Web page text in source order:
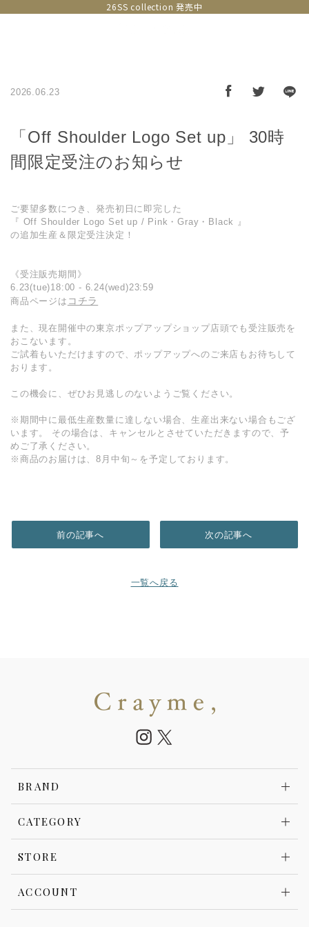
26SS collection 発売中
2026.06.23
「Off Shoulder Logo Set up」 30時
間限定受注のお知らせ
ご要望多数につき、発売初日に即完した
『 Off Shoulder Logo Set up / Pink・Gray・Black 』
の追加生産＆限定受注決定！
《受注販売期間》
6.23(tue)18:00 - 6.24(wed)23:59
商品ページは コチラ
また、現在開催中の東京ポップアップショップ店頭でも受注販売を
おこないます。
ご試着もいただけますので、ポップアップへのご来店もお待ちして
おります。
この機会に、ぜひお見逃しのないようご覧ください。
※期間中に最低生産数量に達しない場合、生産出来ない場合もござ
います。 その場合は、キャンセルとさせていただきますので、予
めご了承ください。
※商品のお届けは、8月中旬～を予定しております。
前の記事へ
一覧へ戻る
次の記事へ
BRAND
CATEGORY
STORE
ACCOUNT